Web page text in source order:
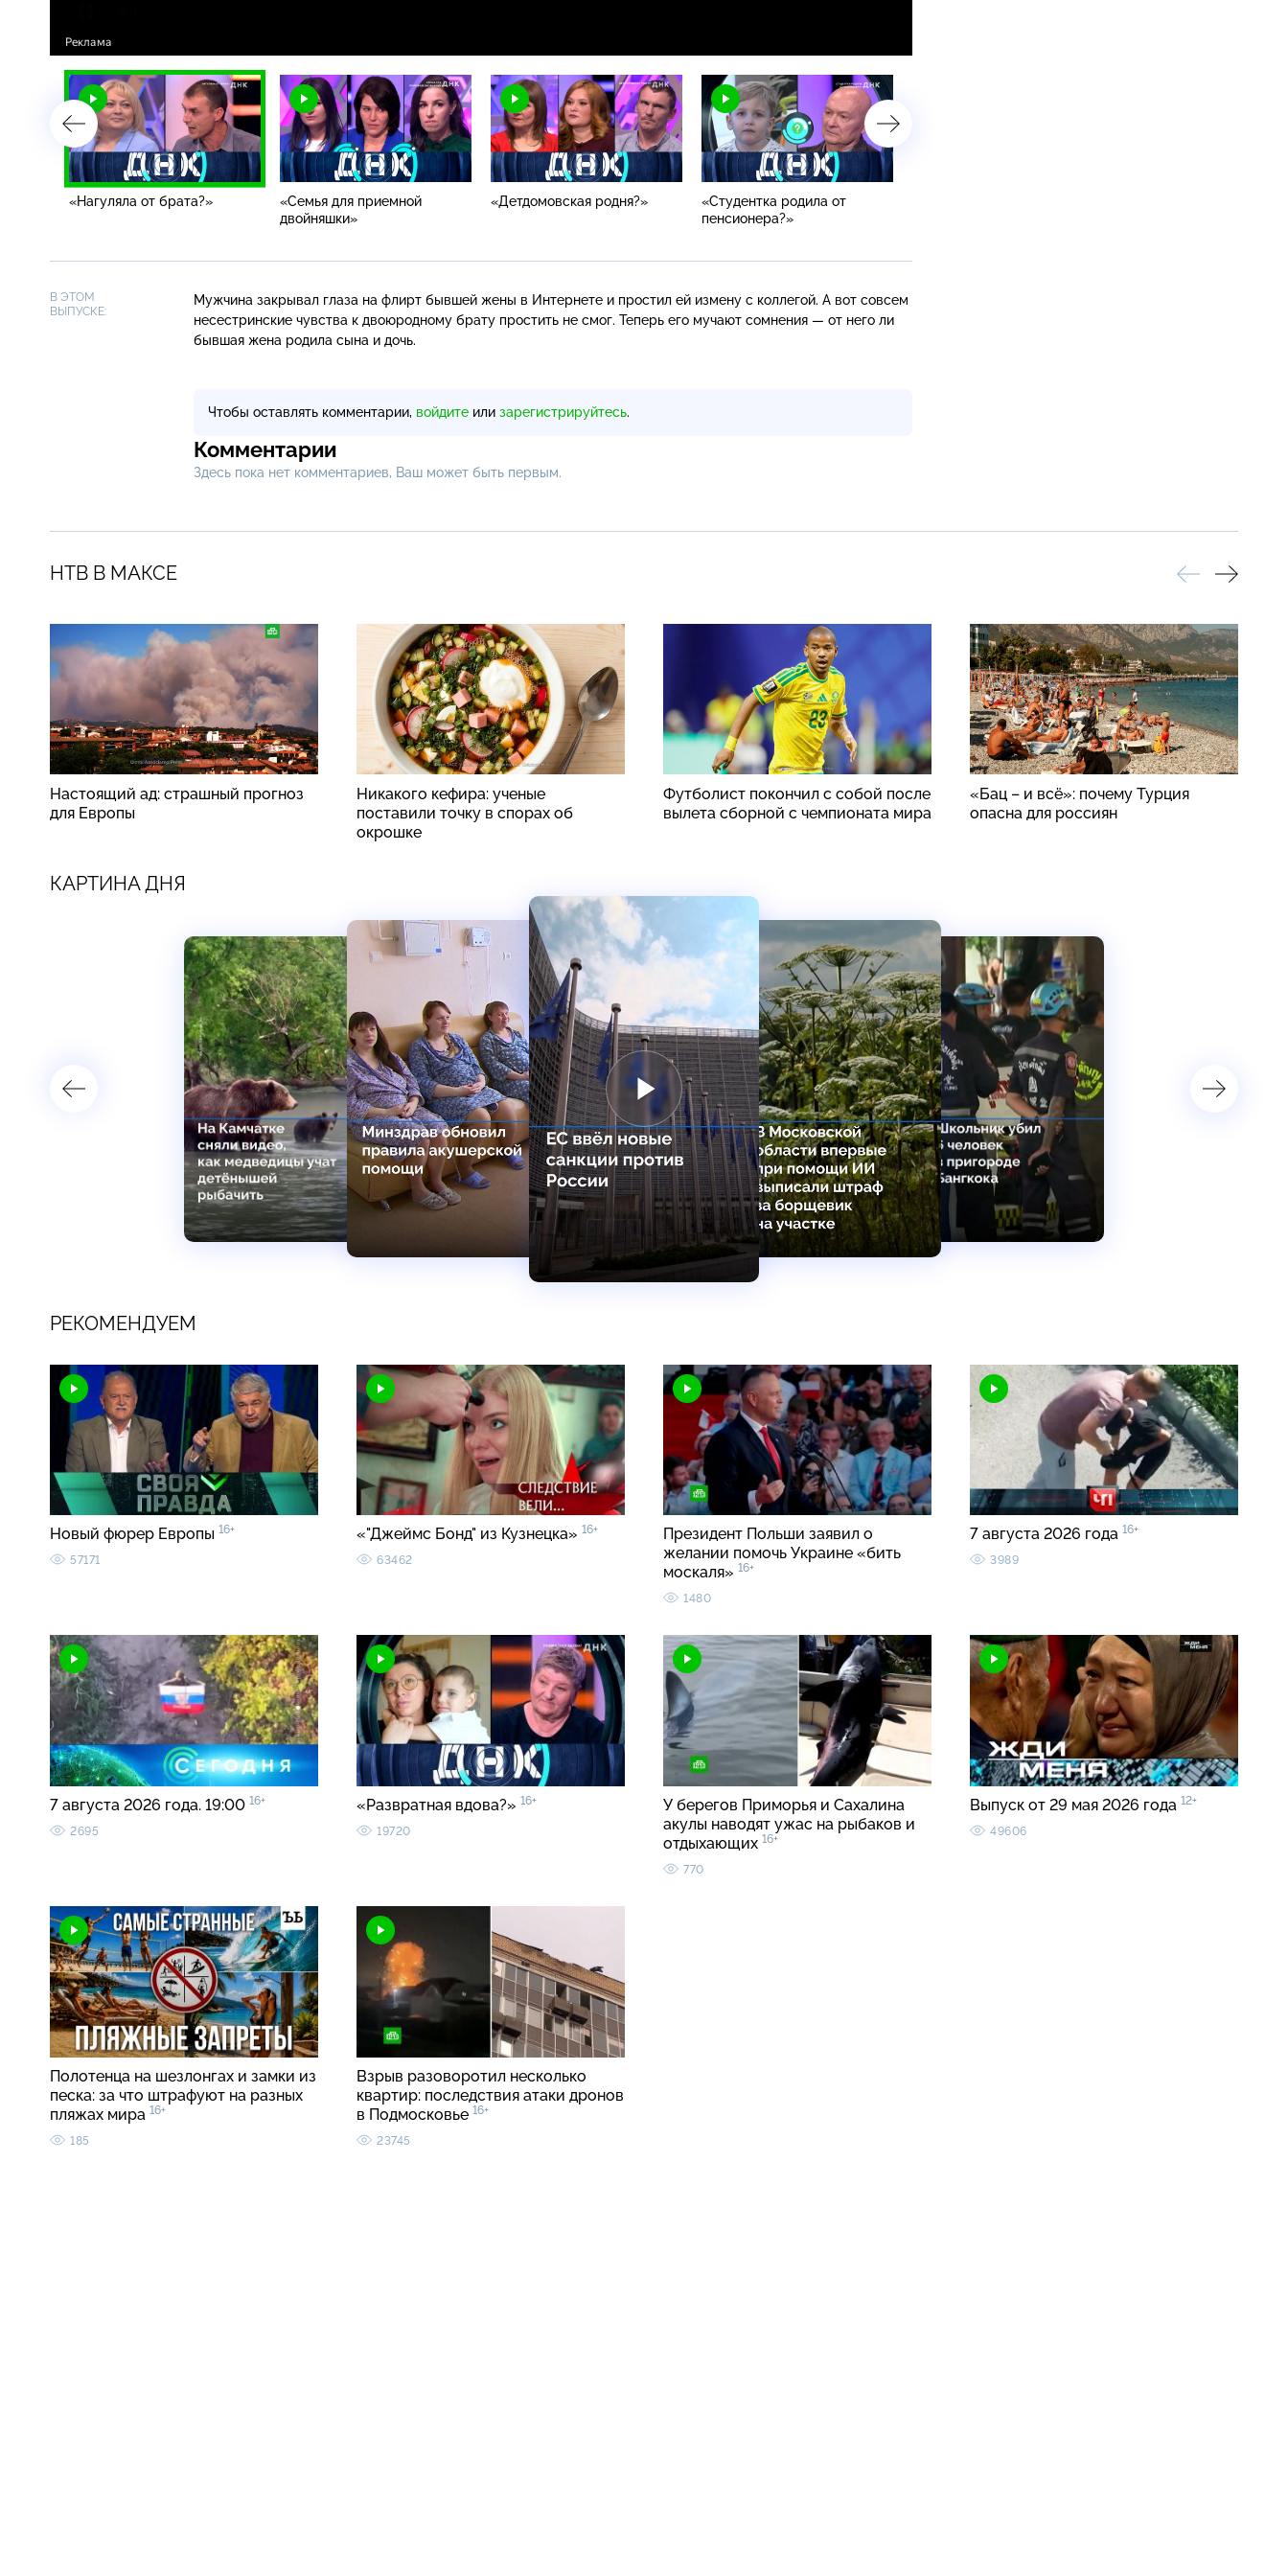
«Нагуляла от брата?»
«Семья для приемной
двойняшки»
«Детдомовская родня?»
«Студентка родила от
пенсионера?»
В ЭТОМ
ВЫПУСКЕ:
Мужчина закрывал глаза на флирт бывшей жены в Интернете и простил ей измену с коллегой. А вот совсем
несестринские чувства к двоюродному брату простить не смог. Теперь его мучают сомнения — от него ли
бывшая жена родила сына и дочь.
Чтобы оставлять комментарии, войдите или зарегистрируйтесь.
Комментарии
Здесь пока нет комментариев, Ваш может быть первым.
НТВ В МАКСЕ
Настоящий ад: страшный прогноз
для Европы
Никакого кефира: ученые
поставили точку в спорах об
окрошке
Футболист покончил с собой после
вылета сборной с чемпионата мира
«Бац – и всё»: почему Турция
опасна для россиян
КАРТИНА ДНЯ
РЕКОМЕНДУЕМ
Новый фюрер Европы 16+
57171
«"Джеймс Бонд" из Кузнецка» 16+
63462
Президент Польши заявил о
желании помочь Украине «бить
москаля» 16+
1480
7 августа 2026 года 16+
3989
7 августа 2026 года. 19:00 16+
2695
«Развратная вдова?» 16+
19720
У берегов Приморья и Сахалина
акулы наводят ужас на рыбаков и
отдыхающих 16+
770
Выпуск от 29 мая 2026 года 12+
49606
Полотенца на шезлонгах и замки из
песка: за что штрафуют на разных
пляжах мира 16+
185
Взрыв разоворотил несколько
квартир: последствия атаки дронов
в Подмосковье 16+
23745